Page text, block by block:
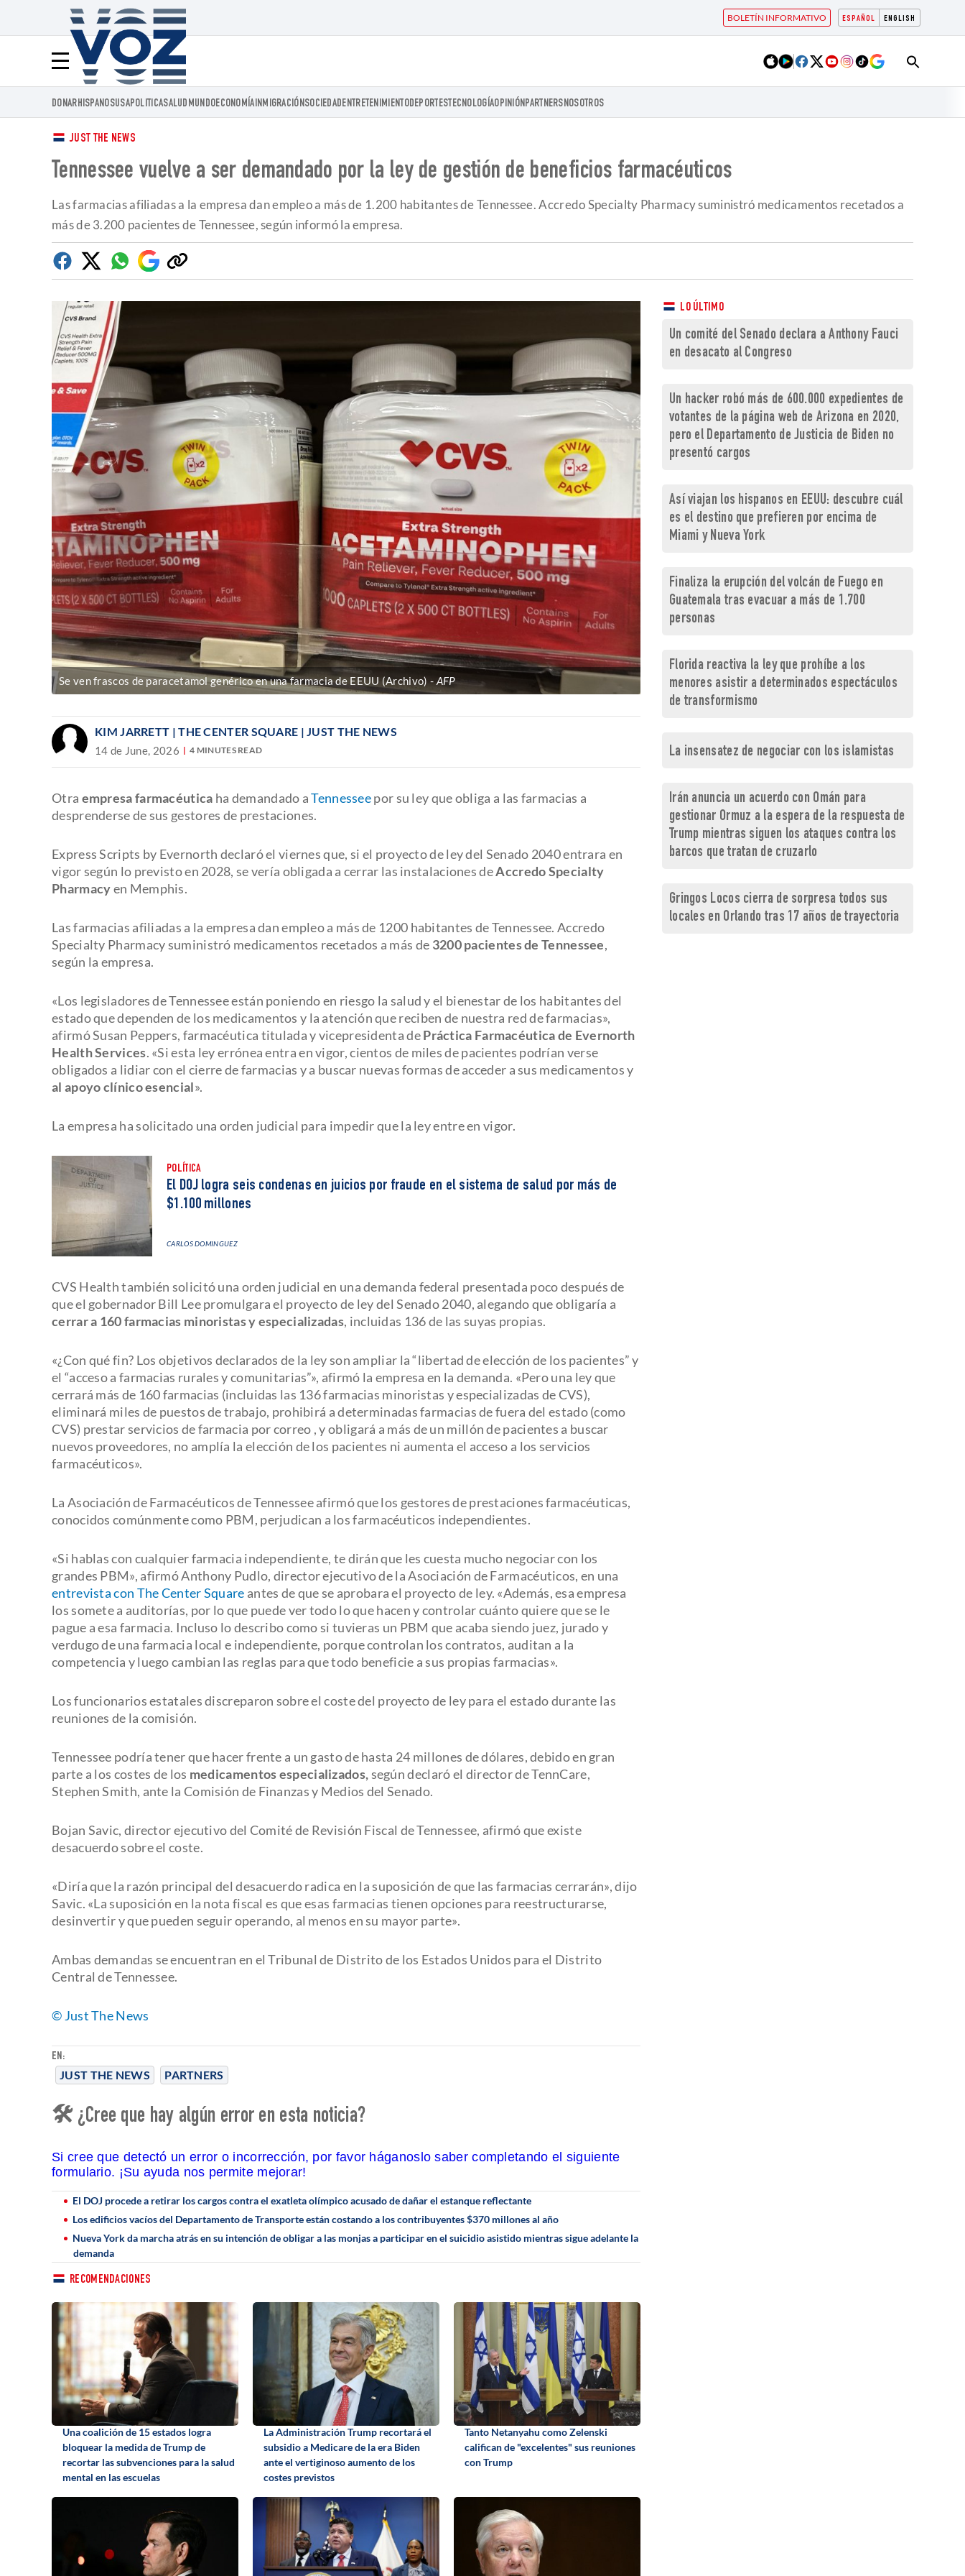
ESPAÑOL ENGLISH
BOLETÍN INFORMATIVO
Menú
Voz.us
DONARHISPANOSUSAPOLITICASALUD MUNDOECONOMÍAINMIGRACIÓNSOCIEDADENTRETENIMIENTODEPORTESTECNOLOGÍAOPINIÓNPARTNERSNOSOTROS
JUST THE NEWS
Tennessee vuelve a ser demandado por la ley de gestión de beneficios farmacéuticos
Las farmacias afiliadas a la empresa dan empleo a más de 1.200 habitantes de Tennessee. Accredo Specialty Pharmacy suministró medicamentos recetados a
más de 3.200 pacientes de Tennessee, según informó la empresa.
Facebook
TwitterWhatsapp
Google
Discover
Copiar
enlace
Se ven frascos de paracetamol genérico en una farmacia de EEUU (Archivo) AFP
KIM JARRETT | THE CENTER SQUARE | JUST THE NEWS
14 de June, 2026 4 MINUTES READ
EN:
JUST THE NEWS PARTNERS
Otra empresa farmacéutica ha demandado aTennesseepor su ley que obliga a las farmacias a
desprenderse de sus gestores de prestaciones.
Express Scripts by Evernorth declaró el viernes que, si el proyecto de ley del Senado 2040 entrara en
vigor según lo previsto en 2028, se vería obligada a cerrar las instalaciones deAccredo Specialty
Pharmacyen Memphis.
Las farmacias afiliadas a la empresa dan empleo a más de 1200 habitantes de Tennessee. Accredo
Specialty Pharmacy suministró medicamentos recetados a más de 3200 pacientes de Tennessee,
según la empresa.
«Los legisladores de Tennessee están poniendo en riesgo la salud y el bienestar de los habitantes del
estado que dependen de los medicamentos y la atención que reciben de nuestra red de farmacias»,
afirmó Susan Peppers, farmacéutica titulada y vicepresidenta dePráctica Farmacéutica de Evernorth
Health Services. «Si esta ley errónea entra en vigor, cientos de miles de pacientes podrían verse
obligados a lidiar con el cierre de farmacias y a buscar nuevas formas de acceder a sus medicamentos y
al apoyo clínico esencial».
La empresa ha solicitado una orden judicial para impedir que la ley entre en vigor.
POLÍTICA
El DOJ logra seis condenas en juicios por fraude en el sistema de salud por más de
$1.100 millones
CARLOS DOMINGUEZ
CVS Health también solicitó una orden judicial en una demanda federal presentada poco después de
que el gobernador Bill Lee promulgara el proyecto de ley del Senado 2040, alegando que obligaría a
cerrar a 160 farmacias minoristas y especializadas, incluidas 136 de las suyas propias.
«¿Con qué fin? Los objetivos declarados de la ley son ampliar la “libertad de elección de los pacientes” y
el “acceso a farmacias rurales y comunitarias”», afirmó la empresa en la demanda. «Pero una ley que
cerrará más de 160 farmacias (incluidas las 136 farmacias minoristas y especializadas de CVS),
eliminará miles de puestos de trabajo, prohibirá a determinadas farmacias de fuera del estado (como
CVS) prestar servicios de farmacia por correo , y obligará a más de un millón de pacientes a buscar
nuevos proveedores, no amplía la elección de los pacientes ni aumenta el acceso a los servicios
farmacéuticos».
La Asociación de Farmacéuticos de Tennessee afirmó que los gestores de prestaciones farmacéuticas,
conocidos comúnmente como PBM, perjudican a los farmacéuticos independientes.
«Si hablas con cualquier farmacia independiente, te dirán que les cuesta mucho negociar con los
grandes PBM», afirmó Anthony Pudlo, director ejecutivo de la Asociación de Farmacéuticos, en una
entrevista con The Center Square antes de que se aprobara el proyecto de ley. «Además, esa empresa
los somete a auditorías, por lo que puede ver todo lo que hacen y controlar cuánto quiere que se le
pague a esa farmacia. Incluso lo describo como si tuvieras un PBM que acaba siendo juez, jurado y
verdugo de una farmacia local e independiente, porque controlan los contratos, auditan a la
competencia y luego cambian las reglas para que todo beneficie a sus propias farmacias».
Los funcionarios estatales discreparon sobre el coste del proyecto de ley para el estado durante las
reuniones de la comisión.
Tennessee podría tener que hacer frente a un gasto de hasta 24 millones de dólares, debido en gran
parte a los costes de los medicamentos especializados,según declaró el director de TennCare,
Stephen Smith, ante la Comisión de Finanzas y Medios del Senado.
Bojan Savic, director ejecutivo del Comité de Revisión Fiscal de Tennessee, afirmó que existe
desacuerdo sobre el coste.
«Diría que la razón principal del desacuerdo radica en la suposición de que las farmacias cerrarán», dijo
Savic. «La suposición en la nota fiscal es que esas farmacias tienen opciones para reestructurarse,
desinvertir y que pueden seguir operando, al menos en su mayor parte».
Ambas demandas se encuentran en el Tribunal de Distrito de los Estados Unidos para el Distrito
Central de Tennessee.
© Just The News
🛠 ¿Cree que hay algún error en esta noticia?
Si cree que detectó un error o incorrección, por favor háganoslo saber completando el siguiente
formulario. ¡Su ayuda nos permite mejorar!
El DOJ procede a retirar los cargos contra el exatleta olímpico acusado de dañar el estanque reflectante
Los edificios vacíos del Departamento de Transporte están costando a los contribuyentes $370 millones al año
Nueva York da marcha atrás en su intención de obligar a las monjas a participar en el suicidio asistido mientras sigue adelante la
demanda
RECOMENDACIONES
Una coalición de 15 estados logra
bloquear la medida de Trump de
recortar las subvenciones para la salud
mental en las escuelas
La Administración Trump recortará el
subsidio a Medicare de la era Biden
ante el vertiginoso aumento de los
costes previstos
Tanto Netanyahu como Zelenski
califican de "excelentes" sus reuniones
con Trump
LO ÚLTIMO
Un comité del Senado declara a Anthony Fauci
en desacato al Congreso
Un hacker robó más de 600.000 expedientes de
votantes de la página web de Arizona en 2020,
pero el Departamento de Justicia de Biden no
presentó cargos
Así viajan los hispanos en EEUU: descubre cuál
es el destino que prefieren por encima de
Miami y Nueva York
Finaliza la erupción del volcán de Fuego en
Guatemala tras evacuar a más de 1.700
personas
Florida reactiva la ley que prohíbe a los
menores asistir a determinados espectáculos
de transformismo
La insensatez de negociar con los islamistas
Irán anuncia un acuerdo con Omán para
gestionar Ormuz a la espera de la respuesta de
Trump mientras siguen los ataques contra los
barcos que tratan de cruzarlo
Gringos Locos cierra de sorpresa todos sus
locales en Orlando tras 17 años de trayectoria